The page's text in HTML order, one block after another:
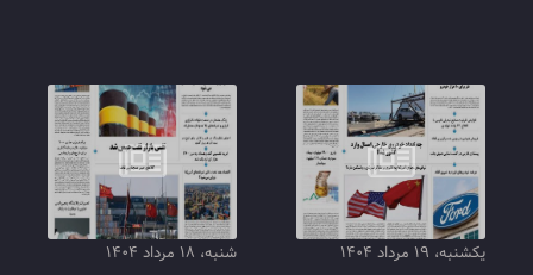
یکشنبه، ۱۹ مرداد ۱۴۰۴ شنبه، ۱۸ مرداد ۱۴۰۴